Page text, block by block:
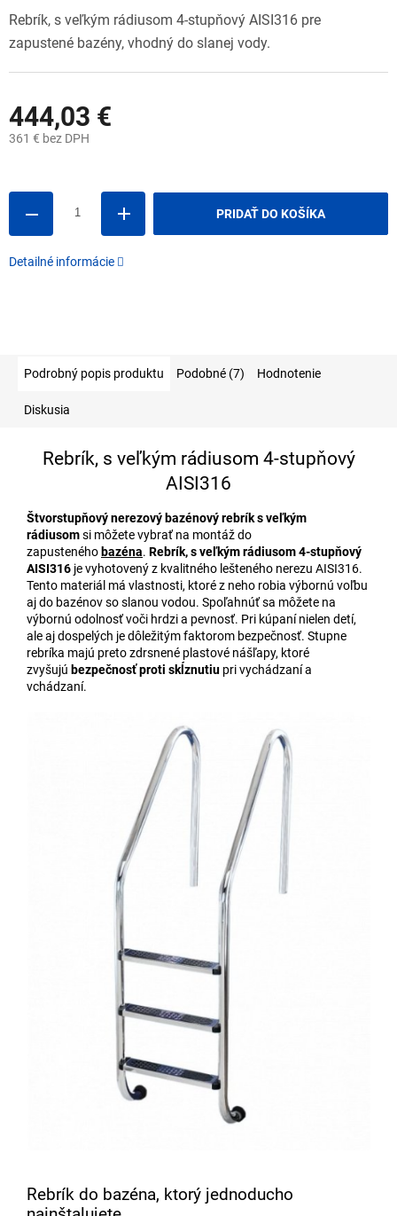
444,03 €
361 € bez DPH
PRIDAŤ DO KOŠÍKA
Rebrík, s veľkým rádiusom 4-stupňový AISI316 pre
zapustené bazény, vhodný do slanej vody.
Detailné informácie
Podrobný popis produktu Podobné (7) Hodnotenie
Diskusia
Rebrík, s veľkým rádiusom 4-stupňový
AISI316
Štvorstupňový nerezový bazénový rebrík s veľkým
rádiusomsi môžete vybrať na montáž do
zapusteného bazéna. Rebrík, s veľkým rádiusom 4-stupňový
AISI316 je vyhotovený z kvalitného lešteného nerezu AISI316.
Tento materiál má vlastnosti, ktoré z neho robia výbornú voľbu
aj do bazénov so slanou vodou. Spoľahnúť sa môžete na
výbornú odolnosť voči hrdzi a pevnosť. Pri kúpaní nielen detí,
ale aj dospelých je dôležitým faktorom bezpečnosť. Stupne
rebríka majú preto zdrsnené plastové nášľapy, ktoré
zvyšujú bezpečnosť proti skĺznutiu pri vychádzaní a
vchádzaní.
Rebrík do bazéna, ktorý jednoducho